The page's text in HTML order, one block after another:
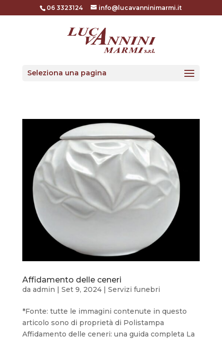
06 3323124 info@lucavanninimarmi.it
Seleziona una pagina
Affidamento delle ceneri
da admin | Set 9, 2024| Servizi funebri
*Fonte: tutte le immagini contenute in questo
articolo sono di proprietà di Polistampa
Affidamento delle ceneri: una guida completa La